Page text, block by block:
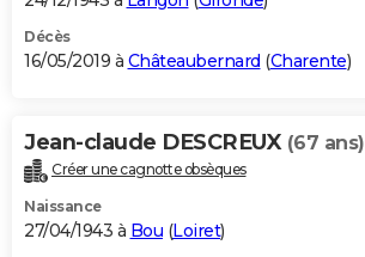
Décès
16/05/2019 à Châteaubernard (Charente)
Jean-claude DESCREUX (67 ans)
Créer une cagnotte obsèques
Naissance
27/04/1943 à Bou (Loiret)